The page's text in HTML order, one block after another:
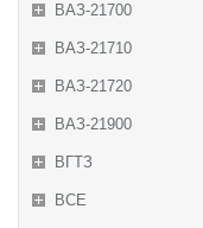
ВАЗ-21700
ВАЗ-21710
ВАЗ-21720
ВАЗ-21900
ВГТЗ
ВСЕ